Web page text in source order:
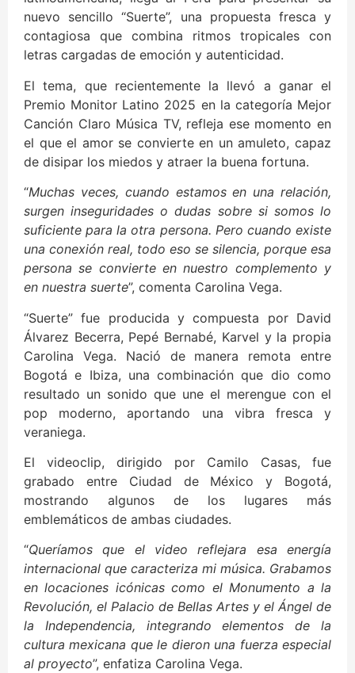
nuevo sencillo “Suerte”, una propuesta fresca y
contagiosa que combina ritmos tropicales con
letras cargadas de emoción y autenticidad.
El tema, que recientemente la llevó a ganar el
Premio Monitor Latino 2025 en la categoría Mejor
Canción Claro Música TV, refleja ese momento en
el que el amor se convierte en un amuleto, capaz
de disipar los miedos y atraer la buena fortuna.
“Muchas veces, cuando estamos en una relación,
surgen inseguridades o dudas sobre si somos lo
suficiente para la otra persona. Pero cuando existe
una conexión real, todo eso se silencia, porque esa
persona se convierte en nuestro complemento y
en nuestra suerte”, comenta Carolina Vega.
“Suerte” fue producida y compuesta por David
Álvarez Becerra, Pepé Bernabé, Karvel y la propia
Carolina Vega. Nació de manera remota entre
Bogotá e Ibiza, una combinación que dio como
resultado un sonido que une el merengue con el
pop moderno, aportando una vibra fresca y
veraniega.
El videoclip, dirigido por Camilo Casas, fue
grabado entre Ciudad de México y Bogotá,
mostrando algunos de los lugares más
emblemáticos de ambas ciudades.
“Queríamos que el video reflejara esa energía
internacional que caracteriza mi música. Grabamos
en locaciones icónicas como el Monumento a la
Revolución, el Palacio de Bellas Artes y el Ángel de
la Independencia, integrando elementos de la
cultura mexicana que le dieron una fuerza especial
al proyecto”, enfatiza Carolina Vega.